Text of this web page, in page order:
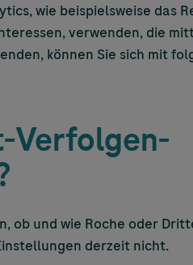
wie beispielsweise das
verwenden, die
können Sie sich mit
Verfolgen-
ob und wie Roche oder
derzeit nicht.